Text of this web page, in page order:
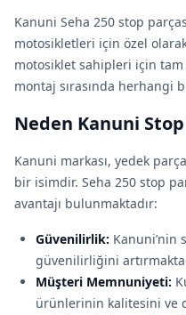
Kanuni Seha 250 stop
motosikletleri için özel
motosiklet sahipleri için
montaj sırasında herhangi
Neden Kanuni
Kanuni markası, yedek
bir isimdir. Seha 250 stop
avantajı bulunmaktadır:
Güvenilirlik: Kanuni’nin
güvenilirliğini
Müşteri Memnuniyeti:
ürünlerinin kalitesini ve